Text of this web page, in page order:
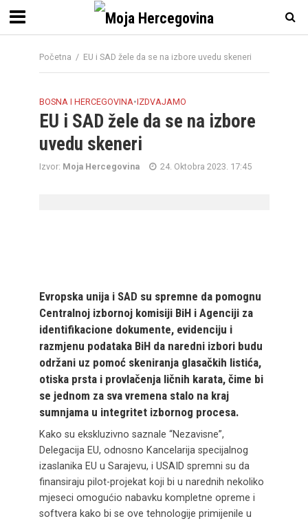
Početna / EU i SAD žele da se na izbore uvedu skeneri
BOSNA I HERCEGOVINA•IZDVAJAMO
EU i SAD žele da se na izbore
uvedu skeneri
Izvor: Moja Hercegovina 24. Oktobra 2023. 17:45
Evropska unija i SAD su spremne da pomognu
Centralnoj izbornoj komisiji BiH i Agenciji za
identifikacione dokumente, evidenciju i
razmjenu podataka BiH da naredni izbori budu
održani uz pomoć skeniranja glasačkih listića,
otiska prsta i provlačenja ličnih karata, čime bi
se jednom za sva vremena stalo na kraj
sumnjama u integritet izbornog procesa.
Kako su ekskluzivno saznale “Nezavisne”,
Delegacija EU, odnosno Kancelarija specijalnog
izaslanika EU u Sarajevu, i USAID spremni su da
finansiraju pilot-projekat koji bi u narednih nekoliko
mjeseci omogućio nabavku kompletne opreme i
softvera kako bi se ove tehnologije primijenile u